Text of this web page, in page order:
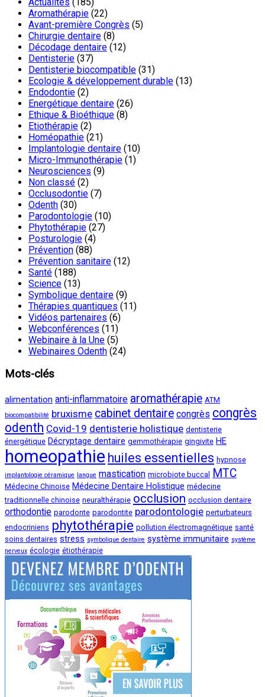
Aromathérapie (22)
Avant-première Congrès (5)
Chirurgie dentaire (8)
Décodage dentaire (12)
Dentisterie (37)
Dentisterie biocompatible (31)
Ecologie & développement durable (13)
Endodontie (2)
Energétique dentaire (26)
Ethique & Bioéthique (8)
Etiothérapie (2)
Homéopathie (21)
Implantologie dentaire (10)
Micro-Immunothérapie (1)
Neurosciences (9)
Non classé (2)
Occlusodontie (7)
Odenth (30)
Parodontologie (10)
Phytothérapie (27)
Posturologie (4)
Prévention (88)
Prévention sanitaire (12)
Santé (188)
Science (13)
Symbolique dentaire (9)
Thérapies quantiques (11)
Vidéos partenaires (6)
Webconférences (11)
Webinaire à la Une (5)
Webinaires Odenth (24)
Mots-clés
alimentation anti-inflammatoire aromathérapie ATM
biocompatibilité bruxisme cabinet dentaire congrès congrès
odenth Covid-19 dentisterie holistique dentisterie
énergétique Décryptage dentaire gemmothérapie gingivite HE
homeopathie huiles essentielles hypnose
implantologie céramique langue mastication microbiote buccal MTC
Médecine Chinoise Médecine Dentaire Holistique médecine
traditionnelle chinoise neuralthérapie occlusion occlusion dentaire
orthodontie parodonte parodontite parodontologie perturbateurs
endocriniens phytothérapie pollution électromagnétique santé
soins dentaires stress symbolique dentaire système immunitaire système
nerveux écologie étiothérapie